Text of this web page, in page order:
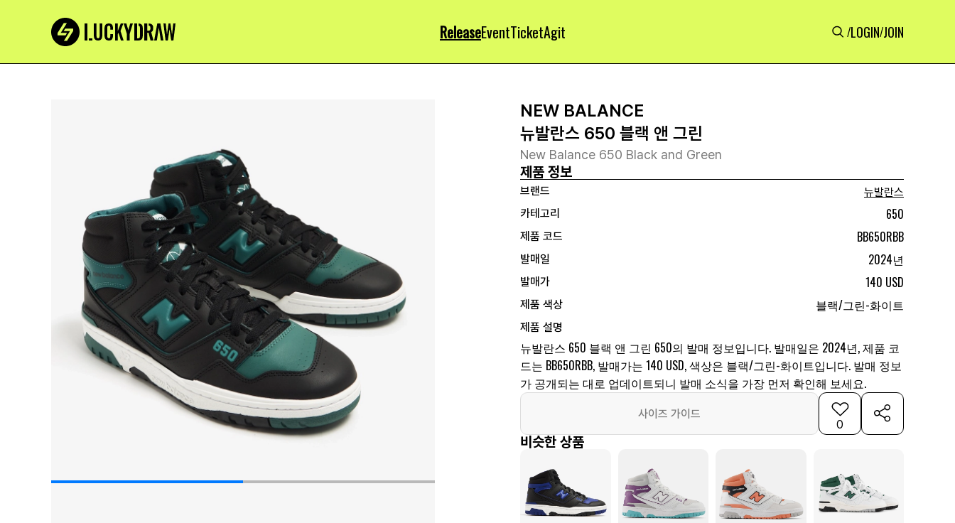
ReleaseEventTicketAgit /LOGIN/JOIN
NEW BALANCE
뉴발란스 650 블랙 앤 그린
New Balance 650 Black and Green
제품 정보
브랜드
뉴발란스
카테고리
650
제품 코드 BB650RBB
발매일 2024년
발매가 140 USD
제품 색상 블랙/그린-화이트
제품 설명
뉴발란스 650 블랙 앤 그린 650의 발매 정보입니다. 발매일은 2024년, 제품 코
드는 BB650RBB, 발매가는 140 USD, 색상은 블랙/그린-화이트입니다. 발매 정보
가 공개되는 대로 업데이트되니 발매 소식을 가장 먼저 확인해 보세요.
사이즈 가이드
0
비슷한 상품